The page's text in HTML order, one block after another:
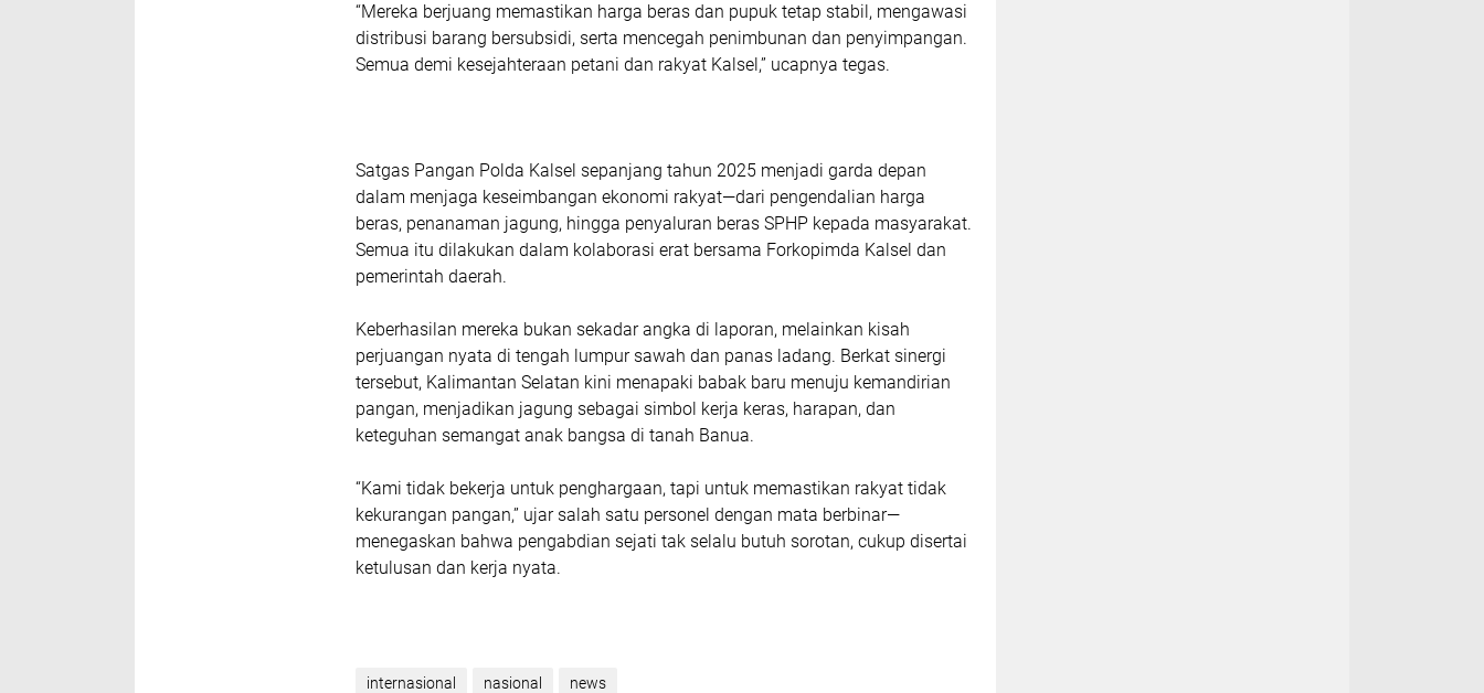
“Mereka berjuang memastikan harga beras dan pupuk tetap stabil, mengawasi
distribusi barang bersubsidi, serta mencegah penimbunan dan penyimpangan.
Semua demi kesejahteraan petani dan rakyat Kalsel,” ucapnya tegas.
Satgas Pangan Polda Kalsel sepanjang tahun 2025 menjadi garda depan
dalam menjaga keseimbangan ekonomi rakyat—dari pengendalian harga
beras, penanaman jagung, hingga penyaluran beras SPHP kepada masyarakat.
Semua itu dilakukan dalam kolaborasi erat bersama Forkopimda Kalsel dan
pemerintah daerah.
Keberhasilan mereka bukan sekadar angka di laporan, melainkan kisah
perjuangan nyata di tengah lumpur sawah dan panas ladang. Berkat sinergi
tersebut, Kalimantan Selatan kini menapaki babak baru menuju kemandirian
pangan, menjadikan jagung sebagai simbol kerja keras, harapan, dan
keteguhan semangat anak bangsa di tanah Banua.
“Kami tidak bekerja untuk penghargaan, tapi untuk memastikan rakyat tidak
kekurangan pangan,” ujar salah satu personel dengan mata berbinar—
menegaskan bahwa pengabdian sejati tak selalu butuh sorotan, cukup disertai
ketulusan dan kerja nyata.
internasional nasional news